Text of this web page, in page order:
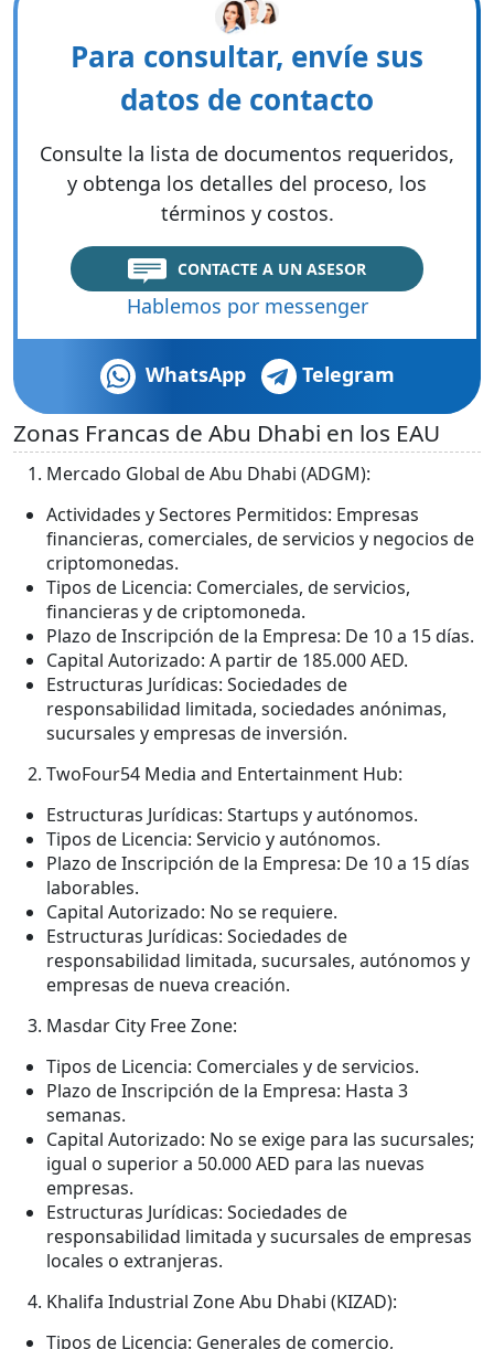
Para consultar, envíe sus
datos de contacto
Consulte la lista de documentos requeridos,
y obtenga los detalles del proceso, los
términos y costos.
CONTACTE A UN ASESOR
Hablemos por messenger
WhatsApp Telegram
Zonas Francas de Abu Dhabi en los EAU
Mercado Global de Abu Dhabi (ADGM):
Actividades y Sectores Permitidos: Empresas
financieras, comerciales, de servicios y negocios de
criptomonedas.
Tipos de Licencia: Comerciales, de servicios,
financieras y de criptomoneda.
Plazo de Inscripción de la Empresa: De 10 a 15 días.
Capital Autorizado: A partir de 185.000 AED.
Estructuras Jurídicas: Sociedades de
responsabilidad limitada, sociedades anónimas,
sucursales y empresas de inversión.
TwoFour54 Media and Entertainment Hub:
Estructuras Jurídicas: Startups y autónomos.
Tipos de Licencia: Servicio y autónomos.
Plazo de Inscripción de la Empresa: De 10 a 15 días
laborables.
Capital Autorizado: No se requiere.
Estructuras Jurídicas: Sociedades de
responsabilidad limitada, sucursales, autónomos y
empresas de nueva creación.
Masdar City Free Zone:
Tipos de Licencia: Comerciales y de servicios.
Plazo de Inscripción de la Empresa: Hasta 3
semanas.
Capital Autorizado: No se exige para las sucursales;
igual o superior a 50.000 AED para las nuevas
empresas.
Estructuras Jurídicas: Sociedades de
responsabilidad limitada y sucursales de empresas
locales o extranjeras.
Khalifa Industrial Zone Abu Dhabi (KIZAD):
Tipos de Licencia: Generales de comercio,